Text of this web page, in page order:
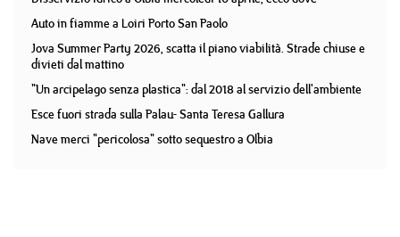
Auto in fiamme a Loiri Porto San Paolo
Jova Summer Party 2026, scatta il piano viabilità. Strade chiuse e
divieti dal mattino
"Un arcipelago senza plastica": dal 2018 al servizio dell'ambiente
Esce fuori strada sulla Palau- Santa Teresa Gallura
Nave merci "pericolosa" sotto sequestro a Olbia